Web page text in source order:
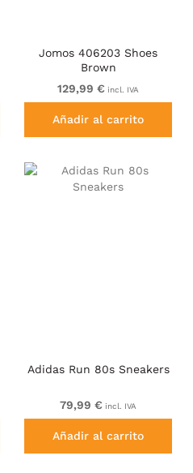
Jomos 406203 Shoes
Brown
129,99 € incl. IVA
Añadir al carrito
Adidas Run 80s Sneakers
79,99 € incl. IVA
Añadir al carrito